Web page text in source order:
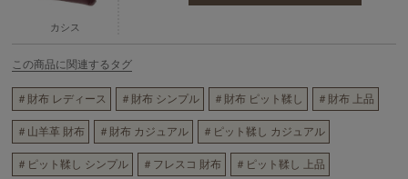
カシス
この商品に関連するタグ
＃財布 レディース ＃財布 シンプル ＃財布 ピット鞣し ＃財布 上品
＃山羊革 財布 ＃財布 カジュアル ＃ピット鞣し カジュアル
＃ピット鞣し シンプル ＃フレスコ 財布 ＃ピット鞣し 上品